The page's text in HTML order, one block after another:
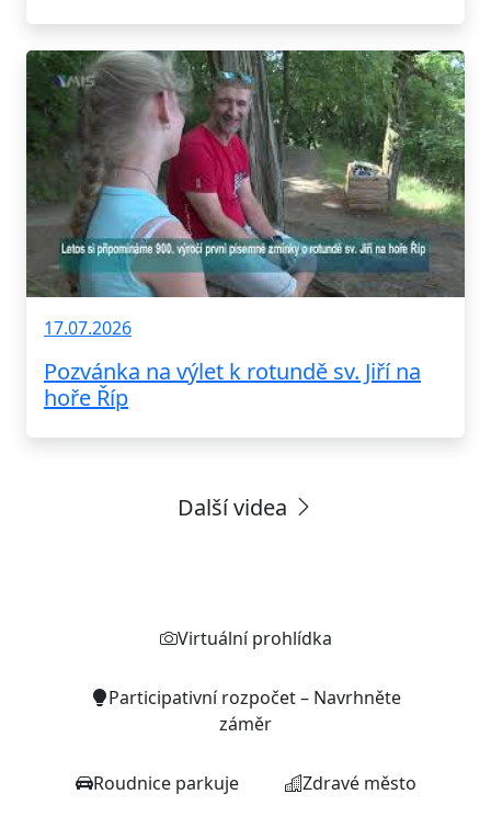
17.07.2026
Pozvánka na výlet k rotundě sv. Jiří na
hoře Říp
Další videa
Virtuální prohlídka
Participativní rozpočet – Navrhněte
záměr
Roudnice parkuje Zdravé město